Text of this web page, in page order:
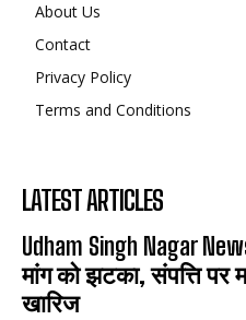
About Us
Contact
Privacy Policy
Terms and Conditions
LATEST ARTICLES
Udham Singh Nagar
मांग को झटका, संपत्ति पर
खारिज